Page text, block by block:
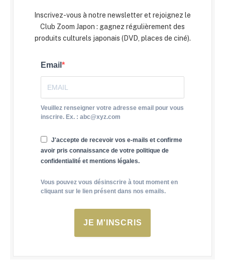
Inscrivez-vous à notre newsletter et rejoignez le
Club Zoom Japon : gagnez régulièrement des
produits culturels japonais (DVD, places de ciné).
Email
Veuillez renseigner votre adresse email pour vous
inscrire. Ex. : abc@xyz.com
J'accepte de recevoir vos e-mails et confirme
avoir pris connaissance de votre politique de
confidentialité et mentions légales.
Vous pouvez vous désinscrire à tout moment en
cliquant sur le lien présent dans nos emails.
JE M'INSCRIS